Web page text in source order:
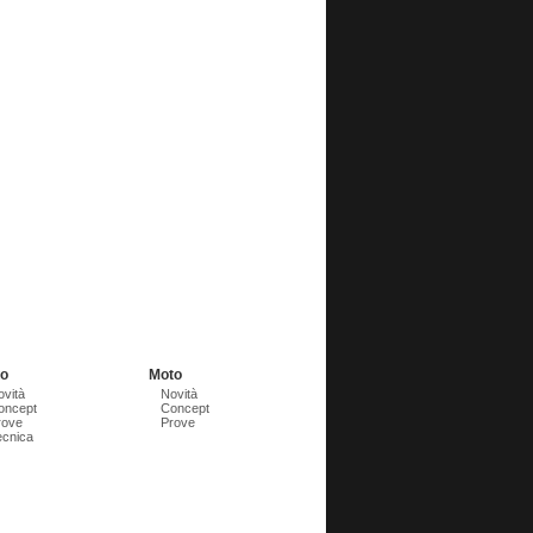
Moto
Novità
Concept
Prove